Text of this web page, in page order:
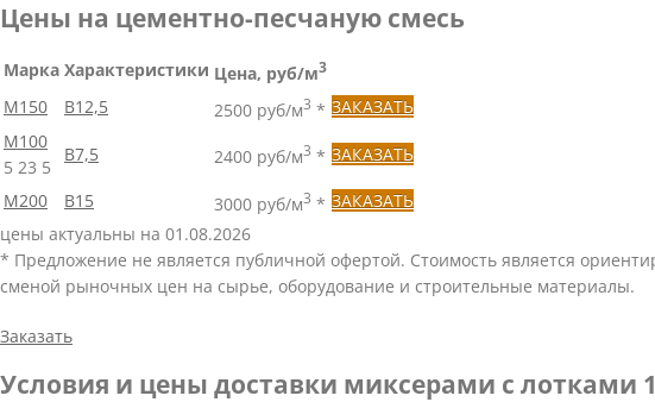
Цены на цементно-песчаную смесь
Марка Характеристики Цена, руб/м3
М150 В12,5 2500 руб/м3 * ЗАКАЗАТЬ
М100
5 23 5
В7,5 2400 руб/м3 * ЗАКАЗАТЬ
М200 В15 3000 руб/м3 * ЗАКАЗАТЬ
цены актуальны на 01.08.2026
* Предложение не является публичной офертой. Стоимость является
сменой рыночных цен на сырье, оборудование и строительные материалы.
Заказать
Условия и цены доставки миксерами с лотками